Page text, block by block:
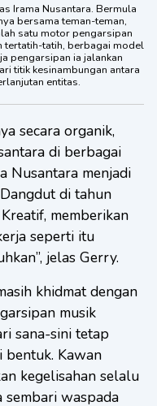
Irama Nusantara. Bermula
bersama teman-teman,
satu motor pengarsipan
tertatih-tatih, berbagai model
pengarsipan ia jalankan
titik kesinambungan antara
entitas.
secara organik,
di berbagai
Nusantara menjadi
di tahun
memberikan
seperti itu
jelas Gerry.
khidmat dengan
musik
sana-sini tetap
bentuk. Kawan
kegelisahan selalu
sembari waspada